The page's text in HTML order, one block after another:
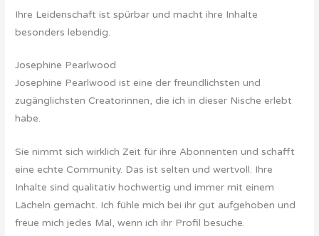
Ihre Leidenschaft ist spürbar und macht ihre Inhalte
besonders lebendig.
Josephine Pearlwood
Josephine Pearlwood ist eine der freundlichsten und
zugänglichsten Creatorinnen, die ich in dieser Nische erlebt
habe.
Sie nimmt sich wirklich Zeit für ihre Abonnenten und schafft
eine echte Community. Das ist selten und wertvoll. Ihre
Inhalte sind qualitativ hochwertig und immer mit einem
Lächeln gemacht. Ich fühle mich bei ihr gut aufgehoben und
freue mich jedes Mal, wenn ich ihr Profil besuche.